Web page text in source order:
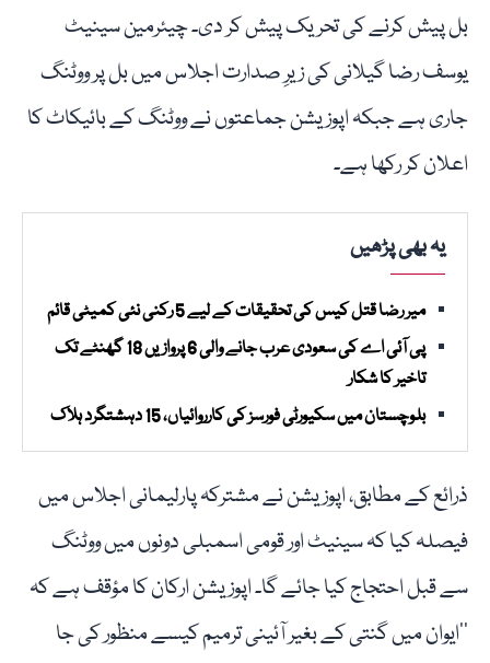
بل پیش کرنے کی تحریک پیش کر دی۔ چیئرمین سینیٹ
یوسف رضا گیلانی کی زیرِ صدارت اجلاس میں بل پر ووٹنگ
جاری ہے جبکہ اپوزیشن جماعتوں نے ووٹنگ کے بائیکاٹ کا
اعلان کر رکھا ہے۔
یہ بھی پڑھیں
میر رضا قتل کیس کی تحقیقات کے لیے 5 رکنی نئی کمیٹی قائم
پی آئی اے کی سعودی عرب جانے والی 6 پروازیں 18 گھنٹے تک
تاخیر کا شکار
بلوچستان میں سکیورٹی فورسز کی کارروائیاں، 15 دہشتگرد ہلاک
ذرائع کے مطابق، اپوزیشن نے مشترکہ پارلیمانی اجلاس میں
فیصلہ کیا کہ سینیٹ اور قومی اسمبلی دونوں میں ووٹنگ
سے قبل احتجاج کیا جائے گا۔ اپوزیشن ارکان کا مؤقف ہے کہ
’’ایوان میں گنتی کے بغیر آئینی ترمیم کیسے منظور کی جا